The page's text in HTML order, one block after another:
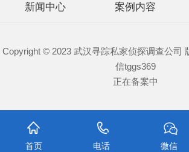
新闻中心 案例内容
Copyright © 2023 武汉寻踪私家侦探调查公司
信tggs369
正在备案中
首页 电话 微信